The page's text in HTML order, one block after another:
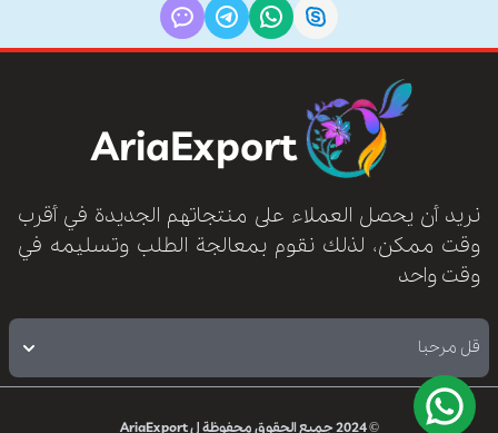
AriaExport
نريد أن يحصل العملاء على منتجاتهم الجديدة في أقرب
وقت ممكن، لذلك نقوم بمعالجة الطلب وتسليمه في
وقت واحد
قل مرحبا
© 2024 جميع الحقوق محفوظة لAriaExport